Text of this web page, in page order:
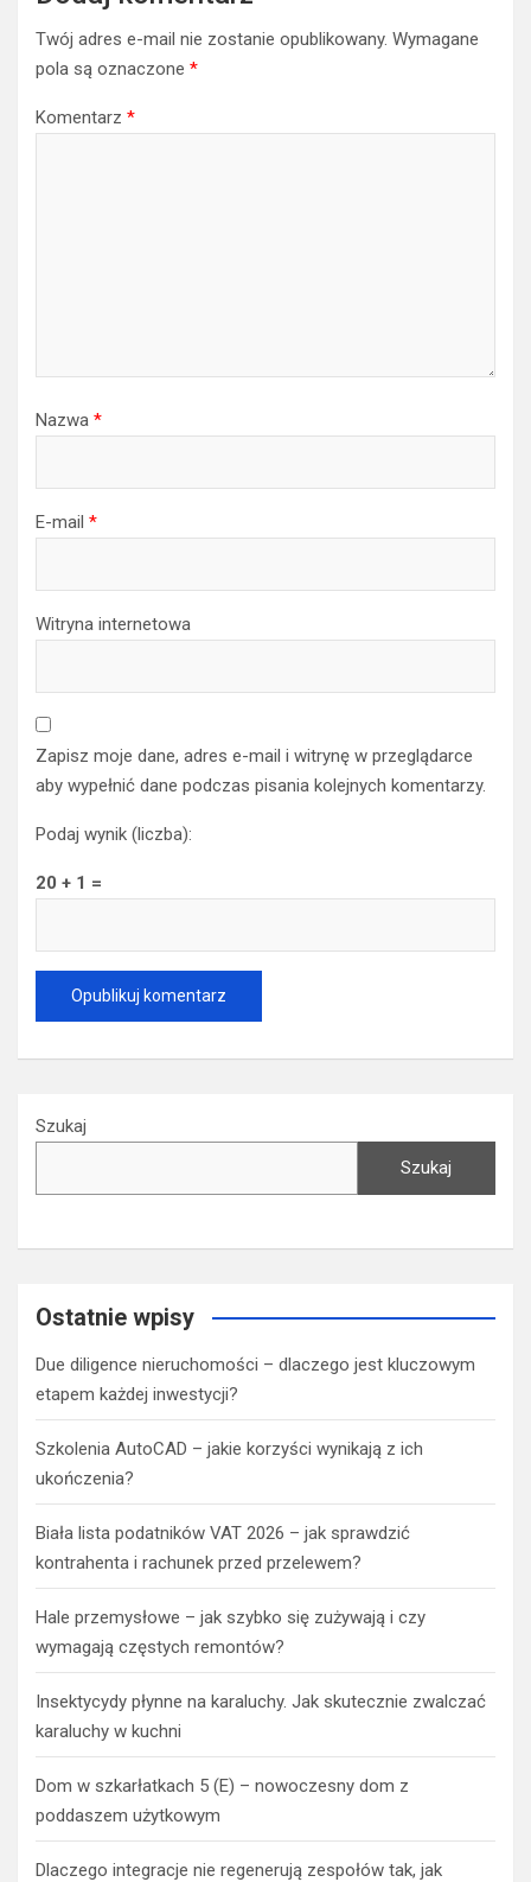
Twój adres e-mail nie zostanie opublikowany. Wymagane
pola są oznaczone *
Komentarz *
Nazwa *
E-mail *
Witryna internetowa
Zapisz moje dane, adres e-mail i witrynę w przeglądarce
aby wypełnić dane podczas pisania kolejnych komentarzy.
Podaj wynik (liczba):
20 + 1 =
Szukaj
Szukaj
Ostatnie wpisy
Due diligence nieruchomości – dlaczego jest kluczowym
etapem każdej inwestycji?
Szkolenia AutoCAD – jakie korzyści wynikają z ich
ukończenia?
Biała lista podatników VAT 2026 – jak sprawdzić
kontrahenta i rachunek przed przelewem?
Hale przemysłowe – jak szybko się zużywają i czy
wymagają częstych remontów?
Insektycydy płynne na karaluchy. Jak skutecznie zwalczać
karaluchy w kuchni
Dom w szkarłatkach 5 (E) – nowoczesny dom z
poddaszem użytkowym
Dlaczego integracje nie regenerują zespołów tak, jak